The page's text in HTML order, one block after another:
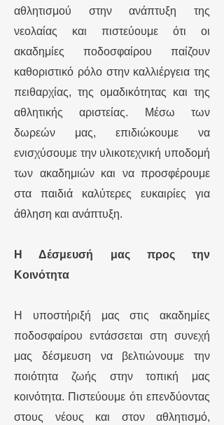
αθλητισμού στην ανάπτυξη της
νεολαίας και πιστεύουμε ότι οι
ακαδημίες ποδοσφαίρου παίζουν
καθοριστικό ρόλο στην καλλιέργεια της
πειθαρχίας, της ομαδικότητας και της
αθλητικής αριστείας. Μέσω των
δωρεών μας, επιδιώκουμε να
ενισχύσουμε την υλικοτεχνική υποδομή
των ακαδημιών και να προσφέρουμε
στα παιδιά καλύτερες ευκαιρίες για
άθληση και ανάπτυξη.
Η Δέσμευσή μας προς την
Κοινότητα
Η υποστήριξή μας στις ακαδημίες
ποδοσφαίρου εντάσσεται στη συνεχή
μας δέσμευση να βελτιώνουμε την
ποιότητα ζωής στην τοπική μας
κοινότητα. Πιστεύουμε ότι επενδύοντας
στους νέους και στον αθλητισμό,